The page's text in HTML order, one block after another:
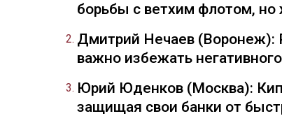
борьбы с ветхим флотом,
Дмитрий Нечаев (Воронеж):
важно избежать
Юрий Юденков (Москва):
защищая свои банки от